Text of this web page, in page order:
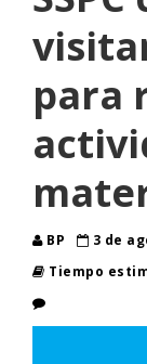
para
BP
3 de
Tiempo